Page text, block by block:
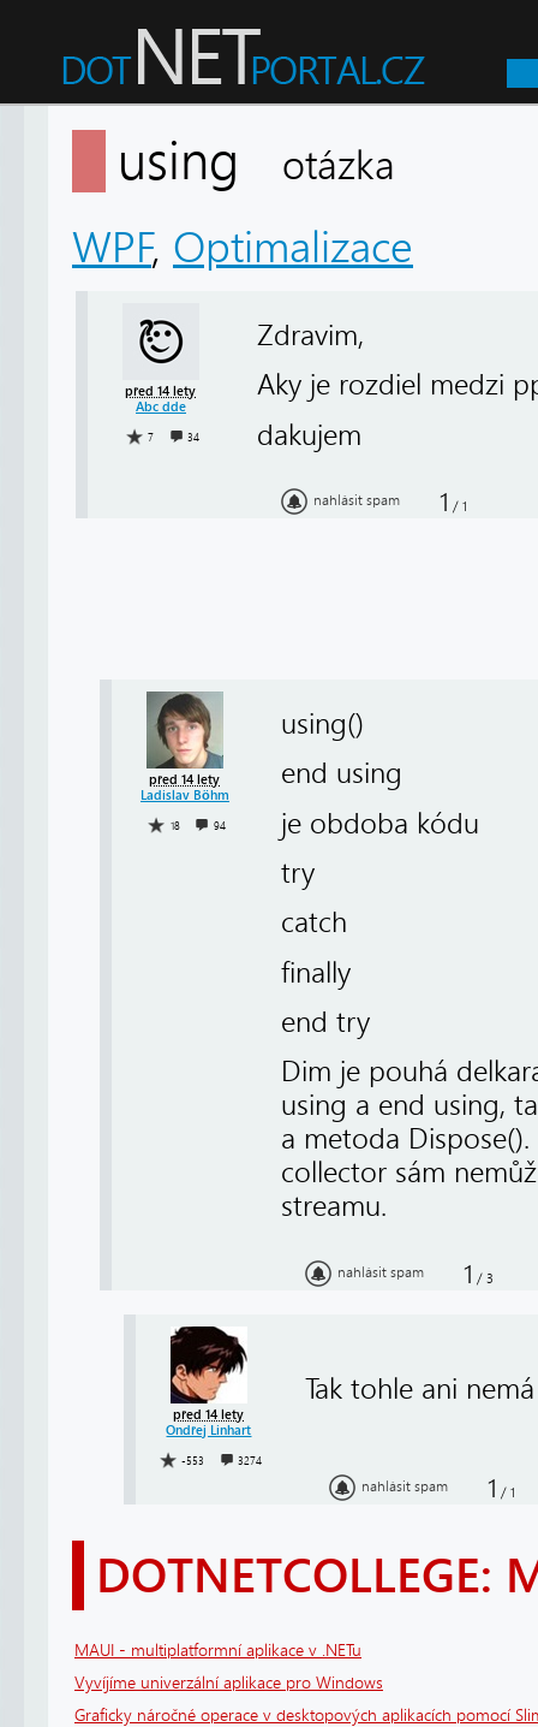
using otázka
WPF, Optimalizace
před 14 lety
Abc dde
7 34
Zdravim,
Aky je rozdiel medzi
dakujem
nahlásit spam 1 / 1
před 14 lety
Ladislav Böhm
18 94
using()
end using
je obdoba kódu
try
catch
finally
end try
Dim je pouhá
using a end using,
a metoda
collector sám
streamu.
nahlásit spam 1 / 3
před 14 lety
Ondřej Linhart
-553 3274
Tak tohle ani
nahlásit spam 1 / 1
DOTNETCOLLEGE:
MAUI - multiplatformní aplikace v .NETu
Vyvíjíme univerzální aplikace pro Windows
Graficky náročné operace v desktopových aplikacích pomocí